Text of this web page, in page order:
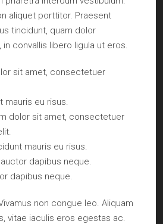
aliquet porttitor. Praesent
tincidunt, quam dolor
convallis libero ligula ut eros.
sit amet, consectetuer
mauris eu risus.
dolor sit amet, consectetuer
mauris eu risus.
dapibus neque.
dapibus neque.
non congue leo. Aliquam
vitae iaculis eros egestas ac.